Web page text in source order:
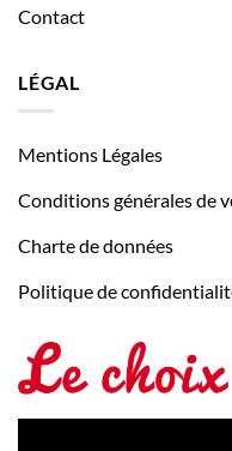
Contact
LÉGAL
Mentions Légales
Conditions générales de
Charte de données
Politique de